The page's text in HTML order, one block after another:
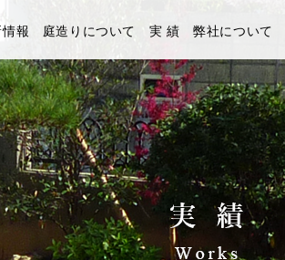
報 庭造りについて 実 績 弊社について